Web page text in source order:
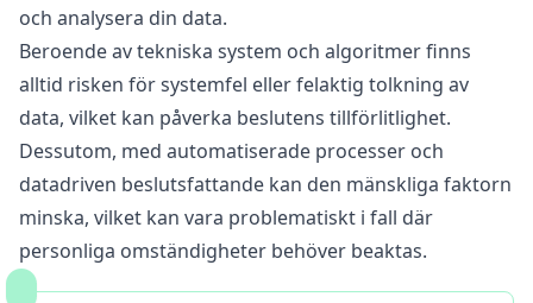
och analysera din data.
Beroende av tekniska system och algoritmer finns
alltid risken för systemfel eller felaktig tolkning av
data, vilket kan påverka beslutens tillförlitlighet.
Dessutom, med automatiserade processer och
datadriven beslutsfattande kan den mänskliga faktorn
minska, vilket kan vara problematiskt i fall där
personliga omständigheter behöver beaktas.